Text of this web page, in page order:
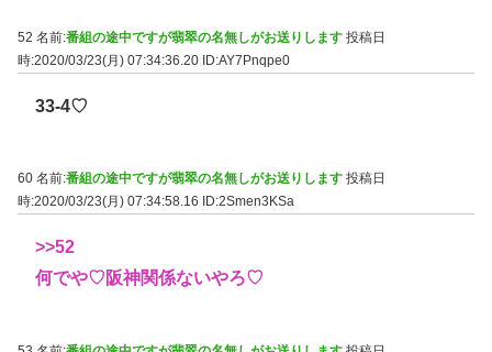
52 名前:番組の途中ですが翡翠の名無しがお送りします 投稿日
時:2020/03/23(月) 07:34:36.20 ID:AY7Pnqpe0
33-4♡
60 名前:番組の途中ですが翡翠の名無しがお送りします 投稿日
時:2020/03/23(月) 07:34:58.16
ID:2Smen3KSa
>>52
何でや♡阪神関係ないやろ♡